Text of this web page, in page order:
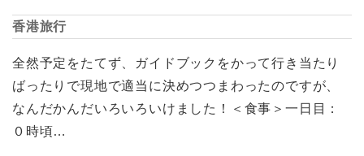
香港旅行
全然予定をたてず、ガイドブックをかって行き当たり
ばったりで現地で適当に決めつつまわったのですが、
なんだかんだいろいろいけました！＜食事＞一日目：
０時頃…